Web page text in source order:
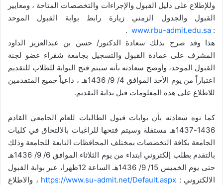
وللإطلاع على دليل القبول والإجراءات والتخصصات المتاحة ، ومعايير
القبول والجدول الزمني زيارة رابط بوابة القبول الموحد
:
www.rbu-admit.edu.sa
.
هذا وقد صرح بذلك سعادة الدكتور/ حسن بن عبدالعزيز الداود
المشرف على عمادة القبول والتسجيل بجامعة شقراء عضو لجنة
القبول الموحد، وأوضح سعادته بأنه سيتم فتح البوابة للطلاب للتقديم
اعتباراً من يوم الأحد الموافق 4/ 9/ 1436هـ ، داعياً جميع المتقدمين
للاطلاع على هذه المعلومات قبل بداية التقديم.
كما نوه سعادته بأن بوابات قبول الطالبات للعام الجامعي القادم
1436-1437هـ مستقلة وسيتم فتحها للراغبات بالالتحاق في كليات
الجامعة بكافة التخصصات بمختلف المحافظات التابعة للجامعة وذلك
بالتقدم بطلب إلكتروني ابتداء من يوم الثلاثاء الموافق 6/ 9/ 1436هـ
حتى يوم الخميس 15/ 9/ 1436هـ الساعة 12ظهرا، عبر بوابة القبول
الالكتروني : https://www.su-admit.net/Default.aspx ، والاطلاع